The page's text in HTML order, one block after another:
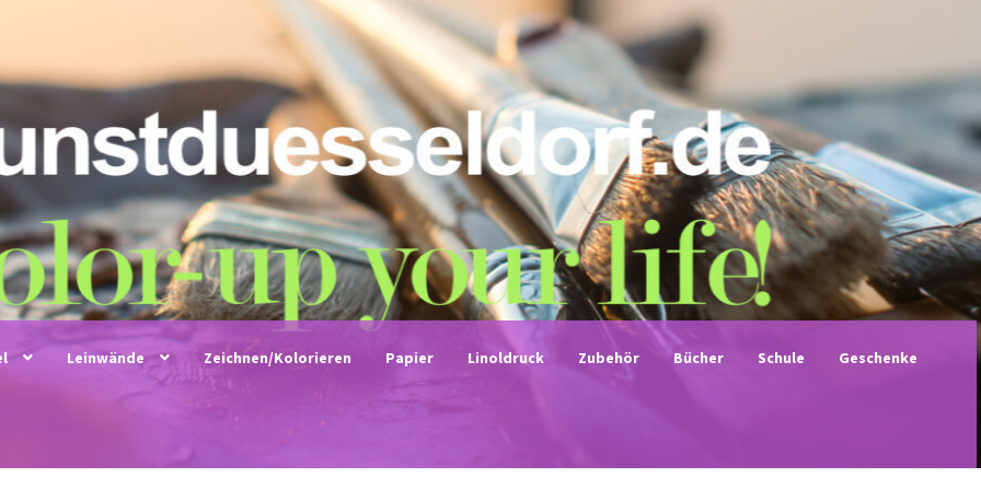
Leinwände Zeichnen/Kolorieren Papier Linoldruck Zubehör Bücher Schule Geschenke